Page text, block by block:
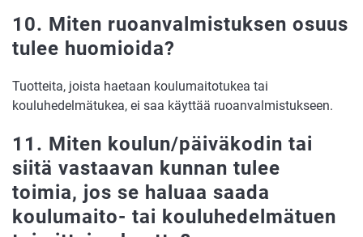
10. Miten ruoanvalmistuksen osuus
tulee huomioida?
Tuotteita, joista haetaan koulumaitotukea tai
kouluhedelmätukea, ei saa käyttää ruoanvalmistukseen.
11. Miten koulun/päiväkodin tai
siitä vastaavan kunnan tulee
toimia, jos se haluaa saada
koulumaito- tai kouluhedelmätuen